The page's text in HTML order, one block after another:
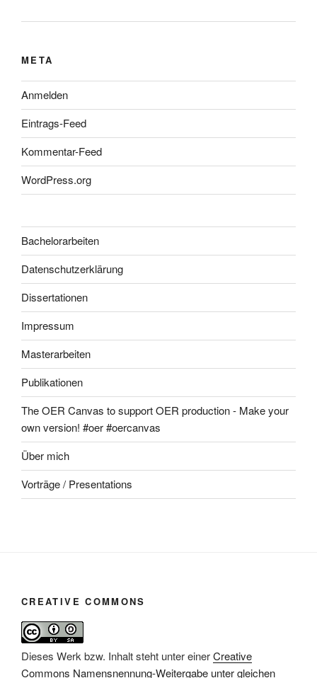
META
Anmelden
Eintrags-Feed
Kommentar-Feed
WordPress.org
Bachelorarbeiten
Datenschutzerklärung
Dissertationen
Impressum
Masterarbeiten
Publikationen
The OER Canvas to support OER production - Make your
own version! #oer #oercanvas
Über mich
Vorträge / Presentations
CREATIVE COMMONS
Dieses Werk bzw. Inhalt steht unter einerCreative
Commons Namensnennung-Weitergabe unter gleichen